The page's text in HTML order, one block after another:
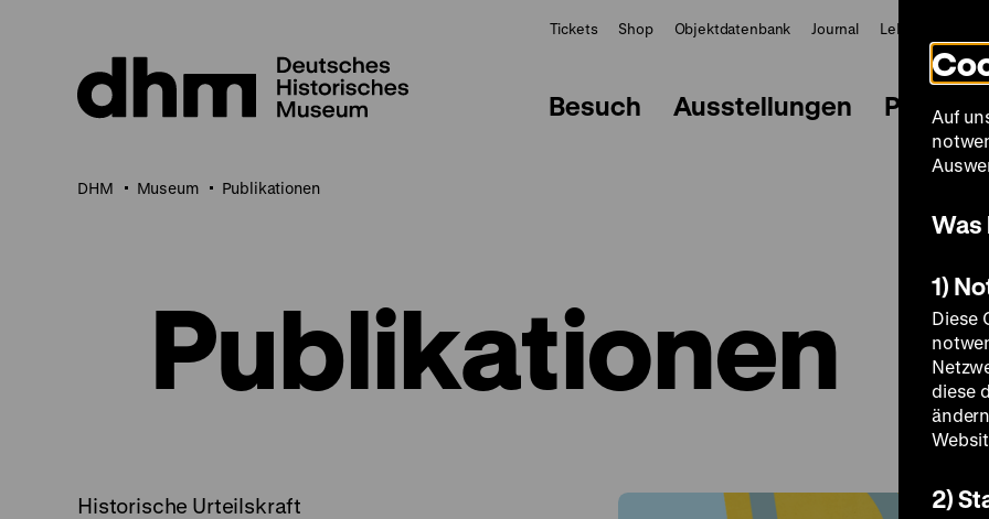
Seiteninhalt
springen
Tickets Shop Objektdatenbank Journal LeMO
Besuch Ausstellungen
DHM Museum Publikationen
Publikationen
Historische Urteilskraft
Auf
Was
1)
Diese
diese
2)